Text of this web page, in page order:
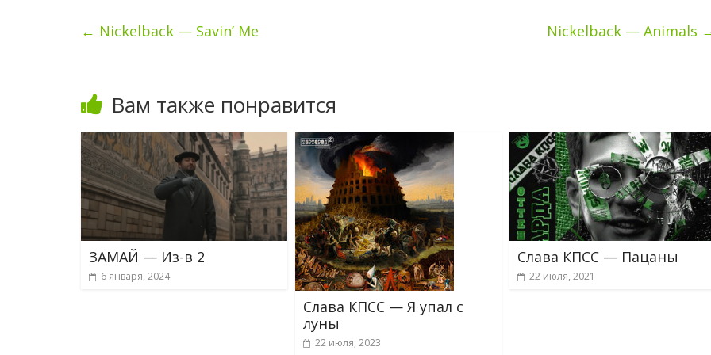
← Nickelback — Savin’ Me Nickelback — Animals
Вам также понравится
ЗАМАЙ — Из-в 2
6 января, 2024
Слава КПСС — Я упал с
луны
22 июля, 2023
Слава КПСС — Пацаны
22 июля, 2021